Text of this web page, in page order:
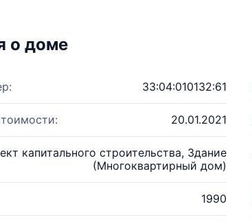
о доме
33:04:010132:61
20.01.2021
капитального строительства, Здание
(Многоквартирный дом)
1990